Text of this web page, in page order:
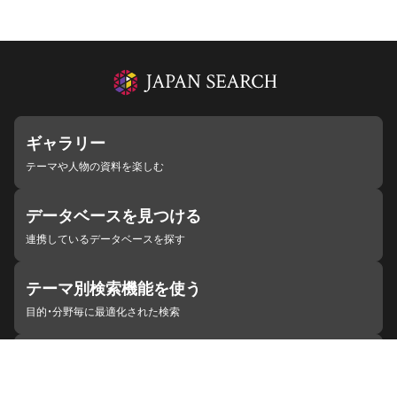
ギャラリー
テーマや人物の資料を楽しむ
データベースを見つける
連携しているデータベースを探す
テーマ別検索機能を使う
目的・分野毎に最適化された検索